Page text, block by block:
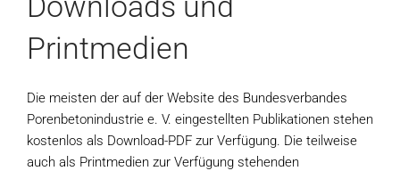
Printmedien
Die meisten der auf der Website des Bundesverbandes
Porenbetonindustrie e. V. eingestellten Publikationen stehen
kostenlos als Download-PDF zur Verfügung. Die teilweise
auch als Printmedien zur Verfügung stehenden